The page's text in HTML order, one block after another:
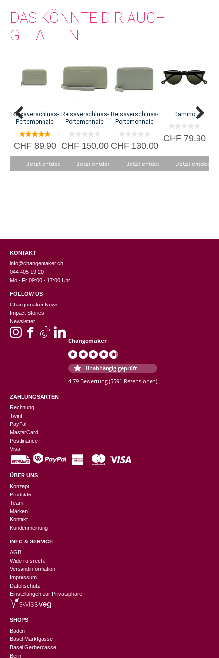
DAS KÖNNTE DIR AUCH
GEFALLEN
Reissverschluss-
Portemonnaie
5.00
von 5
CHF89.90
Jetzt entdecken
Reissverschluss-
Portemonnaie
0
v
CHF150.00
Jetzt entdecken
Reissverschluss-
Portemonnaie
0
v
CHF130.00
Jetzt entdecken
Camino
0
v
CHF79.90
Jetzt
KONTAKT
info@changemaker.ch
044 405 19 20
Mo - Fr 09:00 - 17:00 Uhr
FOLLOW US
Changemaker News
Impact Stories
Newsletter
Changemaker
Unabhängig geprüft
4.79 Bewertung (5591 Rezensionen)
ZAHLUNGSARTEN
Rechnung
Twint
PayPal
MasterCard
Postfinance
Visa
ÜBER UNS
Konzept
Produkte
Team
Marken
Kontakt
Kundenmeinung
INFO & SERVICE
AGB
Widerrufsrecht
Versandinformation
Impressum
Datenschutz
Einstellungen zur Privatsphäre
SHOPS
Baden
Basel Marktgasse
Basel Gerbergasse
Bern